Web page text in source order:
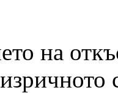
на